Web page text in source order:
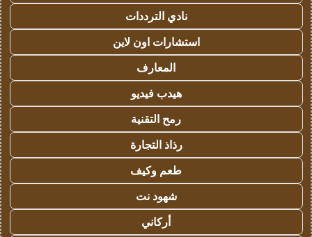
نادي الترددات
استشارات اون لاين
المعارف
هيدب فيديو
رمح التقنية
رذاذ التجارة
طعم وكيف
شهود نت
أركاني